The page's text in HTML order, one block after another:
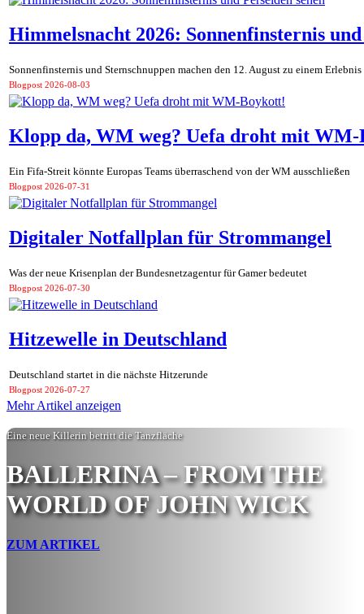
Himmelsnacht 2026: Sonnenfinsternis und
Sonnenfinsternis und Sternschnuppen machen den 12. August zu einem Erlebnis
Blogpost 2026-08-03
Klopp da, WM weg? Uefa droht mit
Ein Fifa-Streit könnte Europas Teams überraschend von der WM ausschließen
Blogpost 2026-07-31
Digitaler Notfallplan für Strommangel
Was der neue Krisenplan der Bundesnetzagentur für Gamer bedeutet
Blogpost 2026-07-30
Hitzewelle in Deutschland
Deutschland startet in die nächste Hitzerunde
Blogpost 2026-07-27
Mehr Artikel anzeigen
Eine neue Killerin betritt die Tanzfläche
BALLERINA – FROM THE
WORLD OF JOHN WICK
ZUM ARTIKEL